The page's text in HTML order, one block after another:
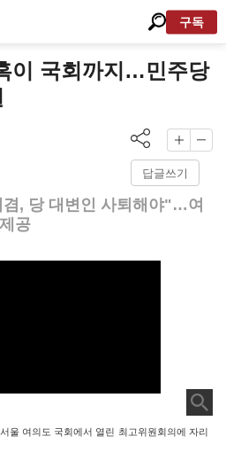
구독
이 국회까지…민주당
답글쓰기
겸, 당 대변인 사퇴해야"…여
공
울 여의도 국회에서 열린 최고위원회의에 자리